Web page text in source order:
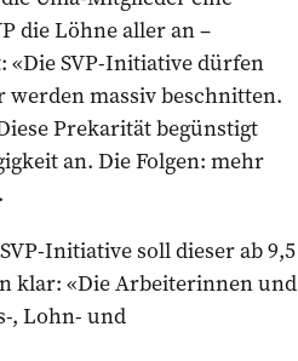
die Löhne aller an –
«Die SVP-Initiative dürfen
massiv beschnitten.
Prekarität begünstigt
an. Die Folgen: mehr
Initiative soll dieser ab 9,5
klar: «Die Arbeiterinnen und
, Lohn- und